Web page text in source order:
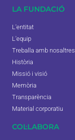
LA FUNDACIÓ
L'entitat
L'equip
Treballa amb nosaltres
Història
Missió i visió
Memòria
Transparència
Material corporatiu
COL·LABORA